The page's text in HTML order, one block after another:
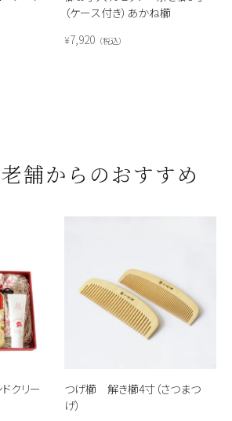
（ケース付き）あかね櫛
¥7,920 税込
舗からのおすすめ
クリー
つげ櫛 解き櫛4寸（さつまつ
げ）